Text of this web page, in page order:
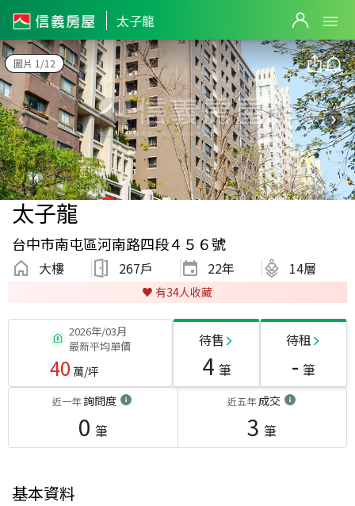
太子龍
圖片 1/12
太子龍
台中市南屯區河南路四段４５６號
大樓 267戶 22年 14層
♥️ 有34人收藏
2026年/03月
最新平均單價
40 萬/坪
待售
4 筆
待租
- 筆
近一年詢問度
0 筆
近五年成交
3 筆
基本資料